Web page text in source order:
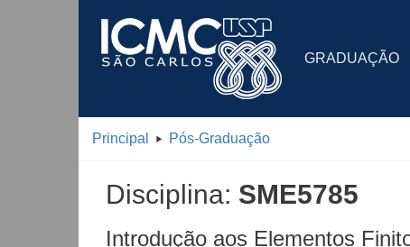
GRADUAÇÃO
Principal Pós-Graduação
Disciplina: SME5785
Introdução aos Elementos